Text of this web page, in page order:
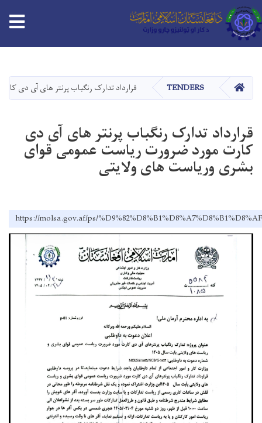
دانګل
HOME
TENDERS قرارداد تدارک رنگباب پرنتر های آی دی
قرارداد تدارک رنگباب پرنتر های آی دی
کارت مورد ضرورت ریاست عمومی قوای
بشری وریاست های ولایتی
https://molsa.gov.af/ps/